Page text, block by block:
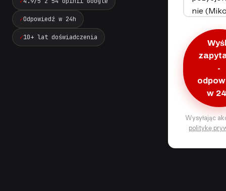
Odpowiedź w 24h
10+ lat doświadczenia
-
w
Wysyłając
politykę